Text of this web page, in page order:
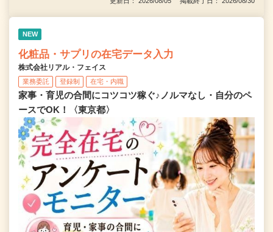
NEW
化粧品・サプリの在宅データ入力
株式会社リアル・フェイス
業務委託 登録制 在宅・内職
家事・育児の合間にコツコツ稼ぐ♪ノルマなし・自分のペ
ースでOK！〈東京都〉